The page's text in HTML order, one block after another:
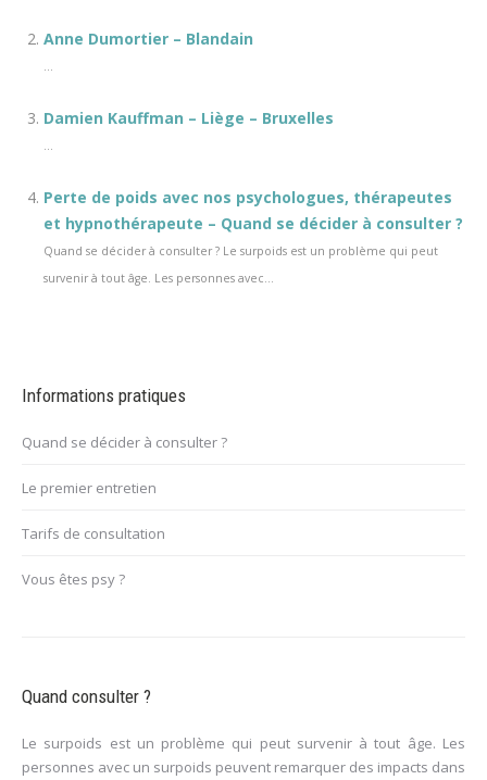
Anne Dumortier – Blandain
...
Damien Kauffman – Liège – Bruxelles
...
Perte de poids avec nos psychologues, thérapeutes
et hypnothérapeute – Quand se décider à consulter ?
Quand se décider à consulter ? Le surpoids est un problème qui peut
survenir à tout âge. Les personnes avec...
Informations pratiques
Quand se décider à consulter ?
Le premier entretien
Tarifs de consultation
Vous êtes psy ?
Quand consulter ?
Le surpoids est un problème qui peut survenir à tout âge. Les
personnes avec un surpoids peuvent remarquer des impacts dans